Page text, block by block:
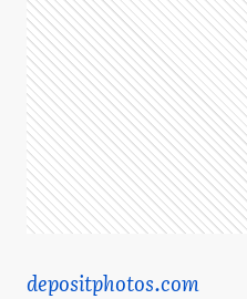
depositphotos.com